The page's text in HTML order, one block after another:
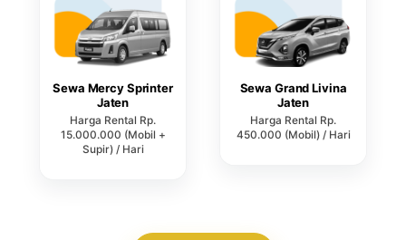
Sewa Mercy Sprinter
Jaten
Harga Rental Rp.
15.000.000 (Mobil +
Supir) / Hari
Sewa Grand Livina
Jaten
Harga Rental Rp.
450.000 (Mobil) / Hari